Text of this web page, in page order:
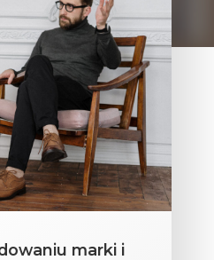
marki i